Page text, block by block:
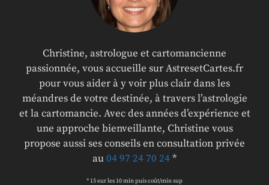
Christine, astrologue et cartomancienne
passionnée, vous accueille sur AstresetCartes.fr
pour vous aider à y voir plus clair dans les
méandres de votre destinée, à travers l’astrologie
et la cartomancie. Avec des années d’expérience et
une approche bienveillante, Christine vous
propose aussi ses conseils en consultation privée
au04 97 24 70 24*
* 15 eur les 10 min puis coût/min sup